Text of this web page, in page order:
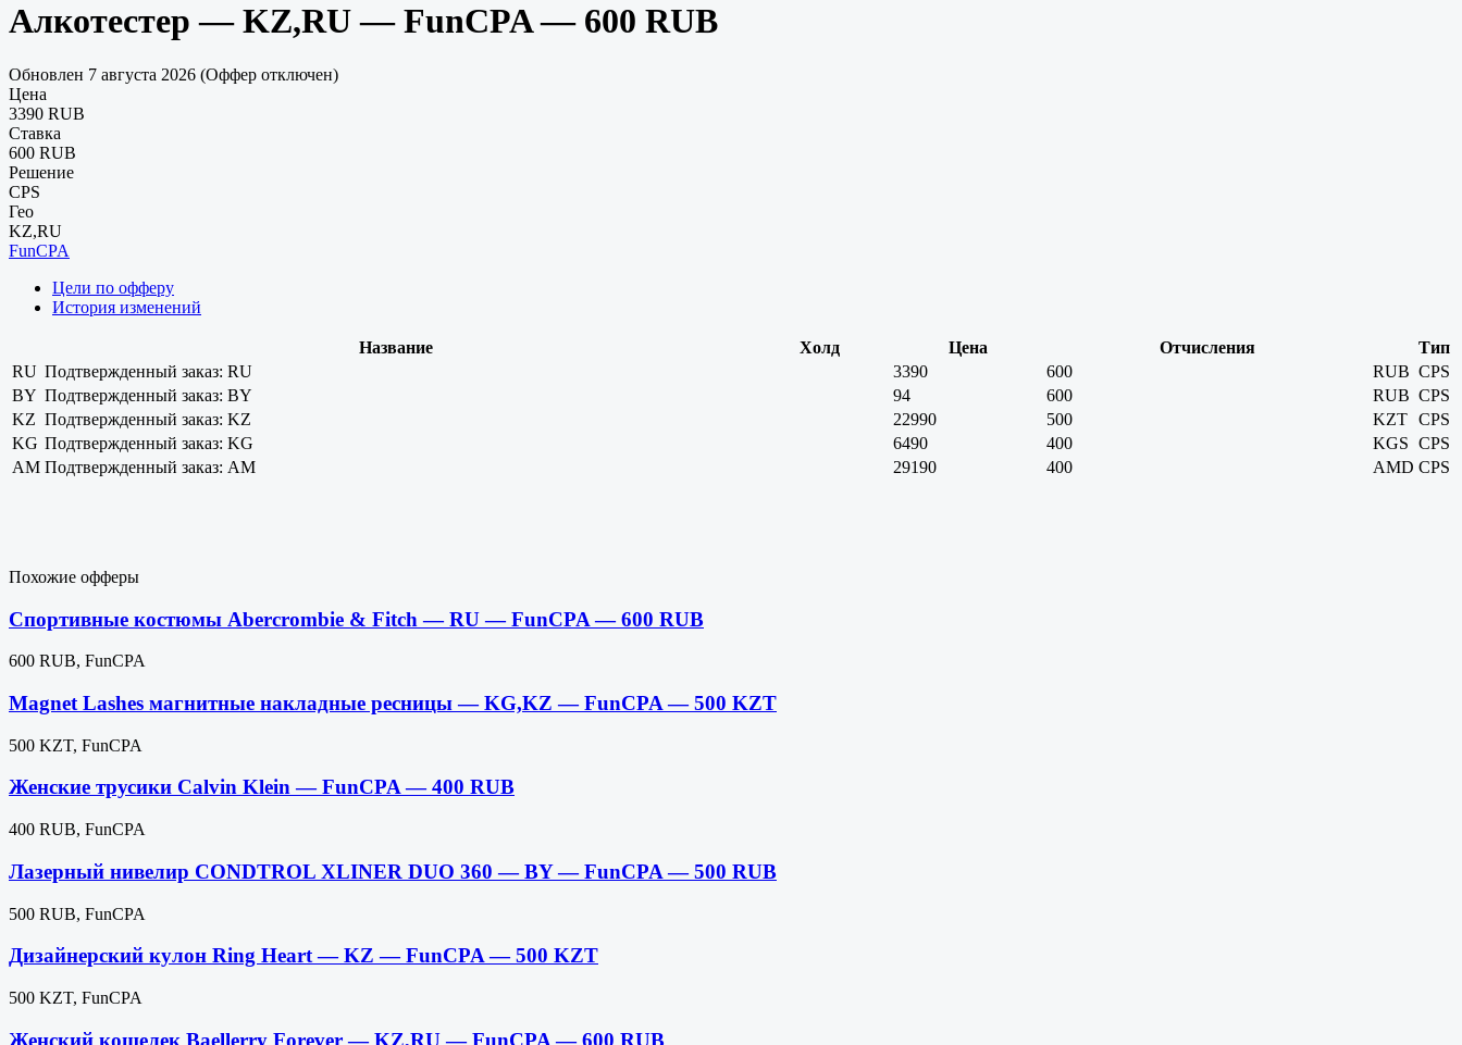
Алкотестер — KZ,RU — FunCPA — 600 RUB
Обновлен 7 августа 2026 (Оффер отключен)
Цена
3390 RUB
Ставка
600 RUB
Решение
CPS
Гео
KZ,RU
FunCPA
Цели по офферу
История изменений
Название Холд Цена Отчисления
Тип
RU Подтвержденный заказ: RU 3390 600 RUB CPS
BY Подтвержденный заказ: BY 94 600 RUB CPS
KZ Подтвержденный заказ: KZ 22990 500 KZT CPS
KG Подтвержденный заказ: KG 6490 400 KGS CPS
AM Подтвержденный заказ: AM 29190 400 AMD CPS
Похожие офферы
Спортивные костюмы Abercrombie & Fitch — RU — FunCPA — 600 RUB
600 RUB, FunCPA
Magnet Lashes магнитные накладные ресницы — KG,KZ — FunCPA — 500 KZT
500 KZT, FunCPA
Женские трусики Calvin Klein — FunCPA — 400 RUB
400 RUB, FunCPA
Лазерный нивелир CONDTROL XLINER DUO 360 — BY — FunCPA — 500 RUB
500 RUB, FunCPA
Дизайнерский кулон Ring Heart — KZ — FunCPA — 500 KZT
500 KZT, FunCPA
Женский кошелек Baellerry Forever — KZ,RU — FunCPA — 600 RUB